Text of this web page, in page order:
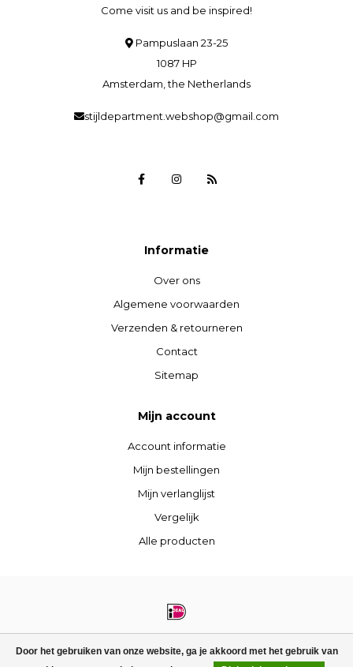
Door het gebruiken van onze website, ga je akkoord met het gebruik van
Come visit us and be inspired!
Pampuslaan 23-25
1087 HP
Amsterdam, the Netherlands
stijldepartment.webshop@gmail.com
Informatie
Over ons
Algemene voorwaarden
Verzenden & retourneren
Contact
Sitemap
Mijn account
Account informatie
Mijn bestellingen
Mijn verlanglijst
Vergelijk
Alle producten
© Copyright 2026 STIJLdepartment - Powered byLightspeed- Theme by